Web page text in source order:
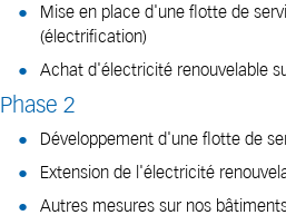
Mise en place d'une flotte de
(électrification)
Achat d'électricité renouvelable
Phase 2
Développement d'une flotte de
Extension de l'électricité
Autres mesures sur nos